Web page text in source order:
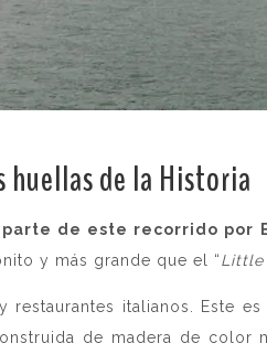
huellas de la Historia
de este recorrido por
y más grande que el “
restaurantes italianos. Este
de madera de